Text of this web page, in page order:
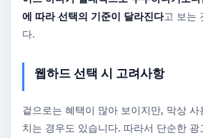
에 따라 선택의 기준이 달라진다고 보는
다.
웹하드 선택 시 고려사항
겉으로는 혜택이 많아 보이지만, 막상
치는 경우도 있습니다. 따라서 단순한 광